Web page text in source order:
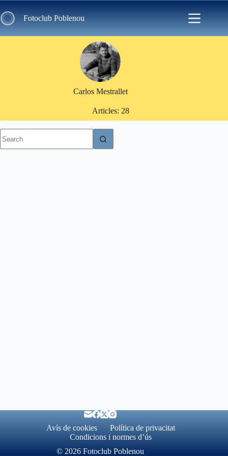
to
content Fotoclub Poblenou
Carlos Mestrallet
Articles: 28
results
Avís de cookies
Política de privacitat
Condicions i normes d’ús
© 2026 Fotoclub Poblenou